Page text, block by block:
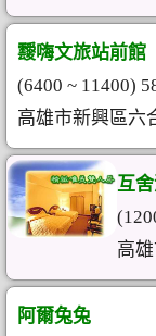
靉嗨文旅站前館
(6400 ~ 11400)
高雄市新興區六
互
高
阿爾兔兔